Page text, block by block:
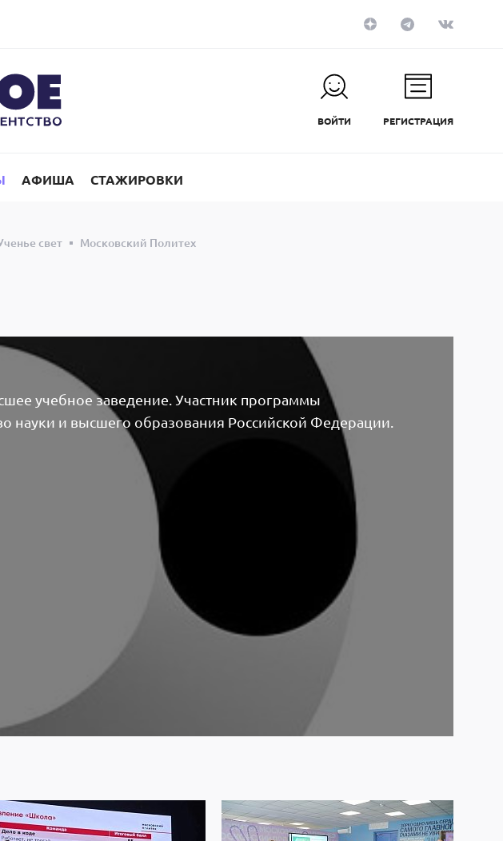
ВОЙТИ РЕГИСТРАЦИЯ
АФИША СТАЖИРОВКИ
свет Московский Политех
учебное заведение. Участник программы
науки и высшего образования Российской Федерации.